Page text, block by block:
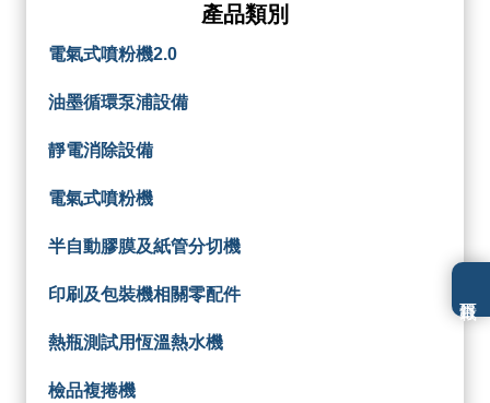
產品類別
電氣式噴粉機2.0
油墨循環泵浦設備
靜電消除設備
電氣式噴粉機
半自動膠膜及紙管分切機
印刷及包裝機相關零配件
熱瓶測試用恆溫熱水機
檢品複捲機